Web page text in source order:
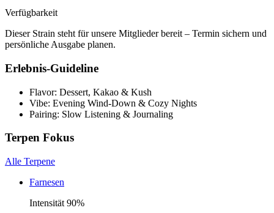
Verfügbarkeit
Dieser Strain steht für unsere Mitglieder bereit – Termin sichern und
persönliche Ausgabe planen.
Erlebnis-Guideline
Flavor: Dessert, Kakao & Kush
Vibe: Evening Wind-Down & Cozy Nights
Pairing: Slow Listening & Journaling
Terpen Fokus
Alle Terpene
Farnesen
Intensität 90%